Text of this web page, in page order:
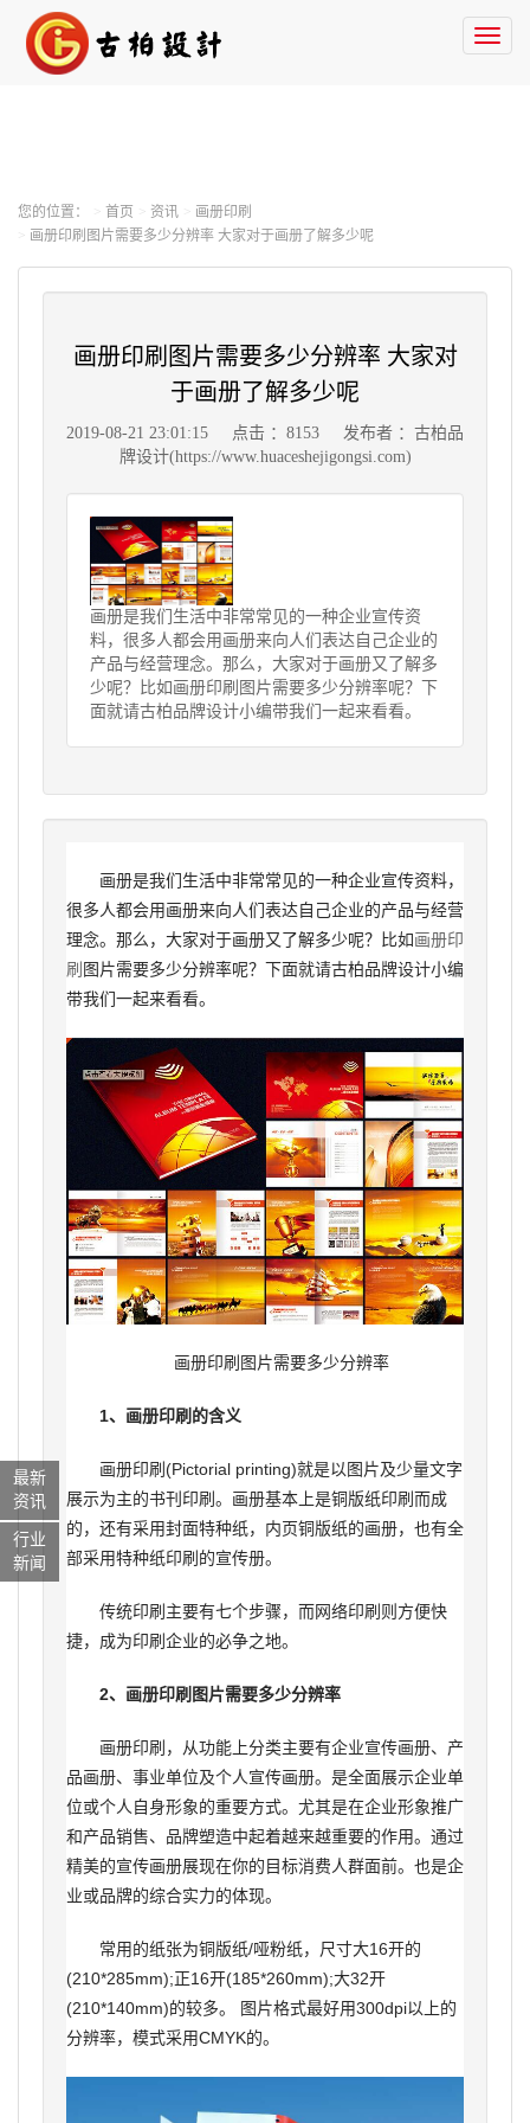
您的位置： 首页 资讯
画册印刷
画册印刷图片需要多少分辨率 大家对于画册了解多少呢
画册印刷图片需要多少分辨率 大家对
于画册了解多少呢
2019-08-21 23:01:15 点击 ：8153
发布者 ：古柏品
牌设计(https://www.huaceshejigongsi.com)
画册是我们生活中非常常见的一种企业宣传资
料，很多人都会用画册来向人们表达自己企业的
产品与经营理念。那么，大家对于画册又了解多
少呢？比如画册印刷图片需要多少分辨率呢？下
面就请古柏品牌设计小编带我们一起来看看。
画册是我们生活中非常常见的一种企业宣传资料，
很多人都会用画册来向人们表达自己企业的产品与经营
理念。那么，大家对于画册又了解多少呢？比如画册印
刷 图片需要多少分辨率呢？下面就请古柏品牌设计小编
带我们一起来看看。
画册印刷图片需要多少分辨率
1、画册印刷的含义
画册印刷(Pictorial printing)就是以图片及少量文字
展示为主的书刊印刷。画册基本上是铜版纸印刷而成
的，还有采用封面特种纸，内页铜版纸的画册，也有全
部采用特种纸印刷的宣传册。
传统印刷主要有七个步骤，而网络印刷则方便快
捷，成为印刷企业的必争之地。
2、画册印刷图片需要多少分辨率
画册印刷，从功能上分类主要有企业宣传画册、产
品画册、事业单位及个人宣传画册。是全面展示企业单
位或个人自身形象的重要方式。尤其是在企业形象推广
和产品销售、品牌塑造中起着越来越重要的作用。通过
精美的宣传画册展现在你的目标消费人群面前。也是企
业或品牌的综合实力的体现。
常用的纸张为铜版纸/哑粉纸，尺寸大16开的
(210*285mm);正16开(185*260mm);大32开
(210*140mm)的较多。 图片格式最好用300dpi以上的
分辨率，模式采用CMYK的。
最新
资讯
行业
新闻